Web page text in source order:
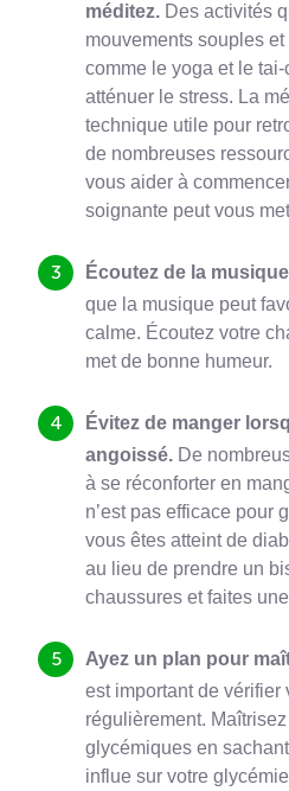
méditez. Des activités
mouvements souples
comme le yoga et le
atténuer le stress. La
technique utile pour
de nombreuses
vous aider à
soignante peut vous
Écoutez de la
que la musique peut
calme. Écoutez votre
met de bonne humeur.
Évitez de manger
angoissé. De
à se réconforter en
n’est pas efficace pour
vous êtes atteint de
au lieu de prendre un
chaussures et faites
Ayez un plan pour
est important de vérifier
régulièrement.
glycémiques en
influe sur votre